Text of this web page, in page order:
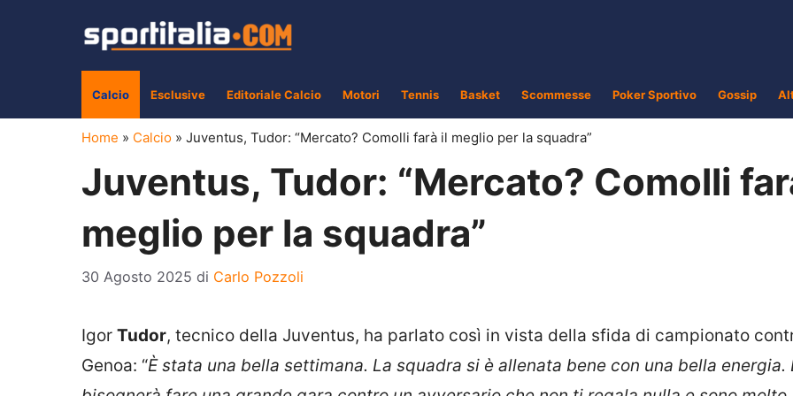
Calcio Esclusive Editoriale Calcio Motori Tennis Basket Scommesse Poker Sportivo Gossip
Home » Calcio » Juventus, Tudor: “Mercato? Comolli farà il meglio per la squadra”
Juventus, Tudor: “Mercato? Comolli
meglio per la squadra”
30 Agosto 2025 di Carlo Pozzoli
Igor Tudor, tecnico della Juventus, ha parlato così in vista della sfida di campionato
Genoa: “È stata una bella settimana. La squadra si è allenata bene con una bella energia.